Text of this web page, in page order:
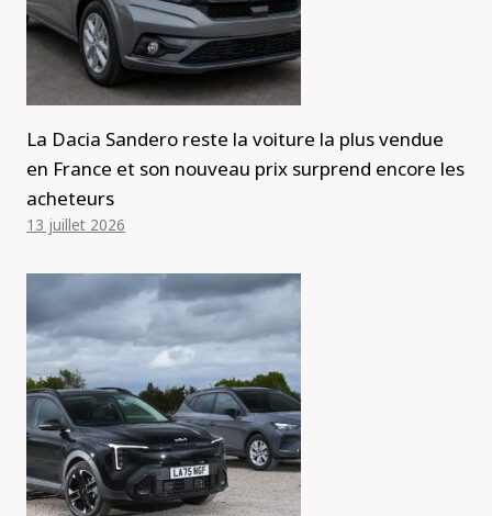
La Dacia Sandero reste la voiture la plus vendue
en France et son nouveau prix surprend encore les
acheteurs
13 juillet 2026